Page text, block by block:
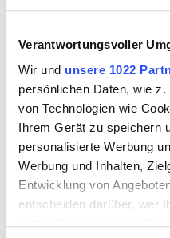
Verantwortungsvoller
Wir und unsere 1022
persönlichen Daten, wie
von Technologien wie
Ihrem Gerät zu speichern
personalisierte Werbung
Werbung und Inhalten,
Entwicklung von
entscheiden darüber, wer
nutzt. Sie können Ihre
Pflegewissenschaft oder
Studiengänge in Dresden
Akademie des
Carus, der
Technischen Universität